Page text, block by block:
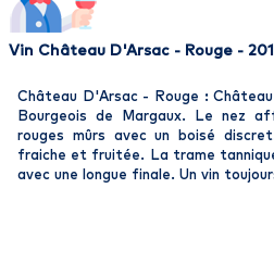
Vin Château D'Arsac - Rouge -
Château D'Arsac - Rouge :
Bourgeois de Margaux. Le nez
rouges mûrs avec un boisé
fraiche et fruitée. La trame
avec une longue finale. Un vin